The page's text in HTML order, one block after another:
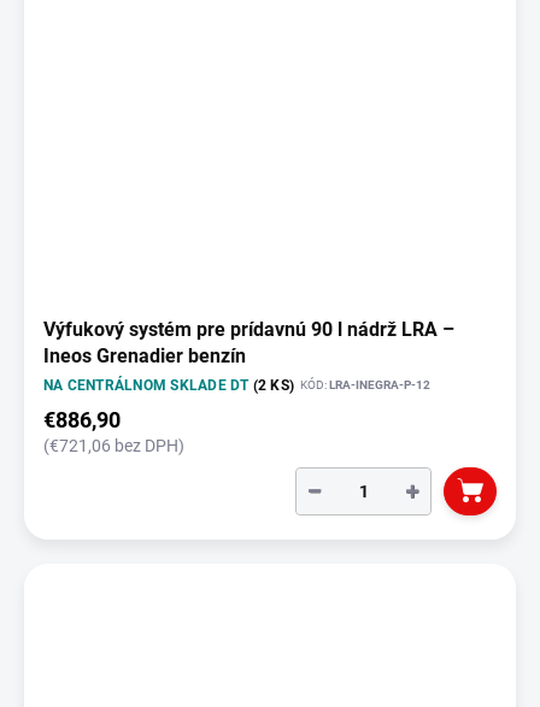
Výfukový systém pre prídavnú 90 l nádrž LRA –
Ineos Grenadier benzín
NA CENTRÁLNOM SKLADE DT (2 KS) KÓD:LRA-INEGRA-P-12
€886,90
(€721,06 bez DPH)
+
−